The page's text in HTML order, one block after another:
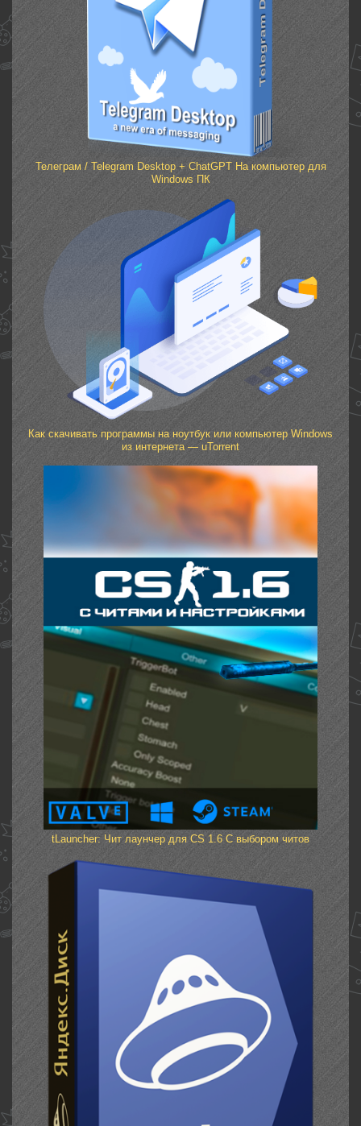
Телеграм / Telegram Desktop + ChatGPT На компьютер для
Windows ПК
Как скачивать программы на ноутбук или компьютер Windows
из интернета — uTorrent
tLauncher: Чит лаунчер для CS 1.6 С выбором читов